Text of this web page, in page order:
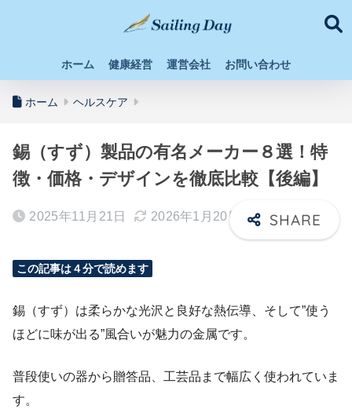
ホーム 健康経営 運営会社 お問い合わせ
ホーム ヘルスケア
錫（すず）製品の有名メーカー８選！特
徴・価格・デザインを徹底比較【後編】
2025年11月21日 2026年1月20日
この記事は４分で読めます
錫（すず）は柔らかな光沢と良好な熱伝導、そして”使う
ほどに味が出る”風合いが魅力の金属です。
普段使いの器から贈答品、工芸品まで幅広く使われていま
す。